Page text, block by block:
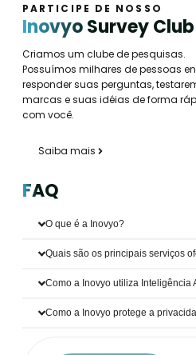
PARTICIPE DE NOSSO
Inovyo Survey Club
Criamos um clube de pesquisas.
Possuímos milhares de pessoas
responder suas perguntas,
marcas e suas idéias de forma
com você.
Saiba mais
FAQ
O que é a Inovyo?
Quais são os principais serviços
Como a Inovyo utiliza Inteligência
Como a Inovyo protege a